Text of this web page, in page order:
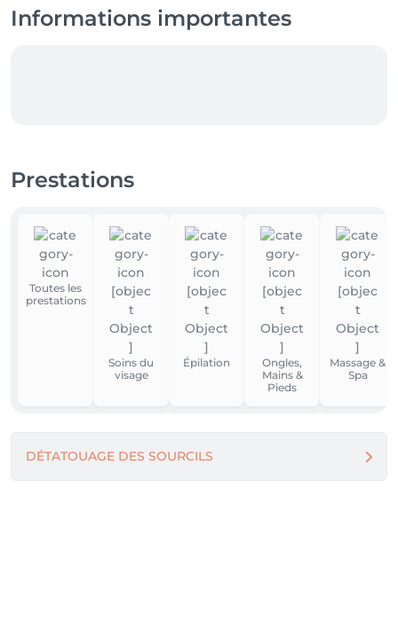
Informations importantes
Prestations
Toutes les
prestations
Soins du
visage
Épilation
Ongles,
Mains &
Pieds
Massage &
Spa
DÉTATOUAGE DES SOURCILS